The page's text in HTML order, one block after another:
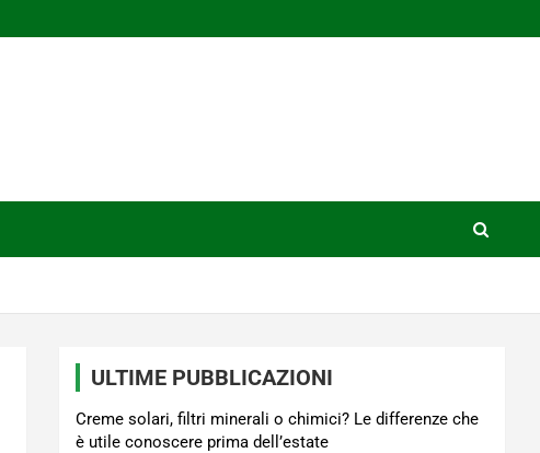
ULTIME PUBBLICAZIONI
Creme solari, filtri minerali o chimici? Le differenze che
è utile conoscere prima dell’estate